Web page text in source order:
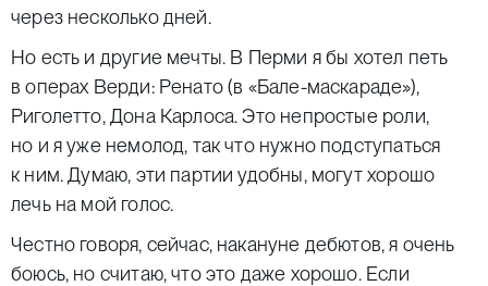
через несколько дней.
Но есть и другие мечты. В Перми я бы хотел петь
в операх Верди: Ренато (в «Бале-маскараде»),
Риголетто, Дона Карлоса. Это непростые роли,
но и я уже немолод, так что нужно подступаться
к ним. Думаю, эти партии удобны, могут хорошо
лечь на мой голос.
Честно говоря, сейчас, накануне дебютов, я очень
боюсь, но считаю, что это даже хорошо. Если